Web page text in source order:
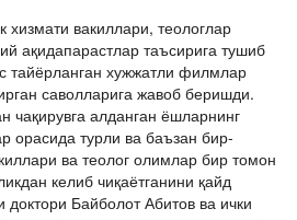
вакиллари, теологлар
ақидапарастлар таъсирига тушиб
тайёрланган хужжатли филмлар
саволларига жавоб беришди.
чақирувга алданган ёшларнинг
орасида турли ва баъзан бир-
ва теолог олимлар бир томон
келиб чиқаётганини қайд
Байболот Абитов ва ички